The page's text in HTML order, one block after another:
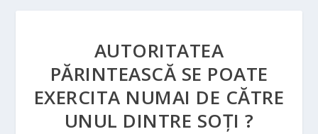
AUTORITATEA
PĂRINTEASCĂ SE POATE
EXERCITA NUMAI DE CĂTRE
UNUL DINTRE SOŢI ?